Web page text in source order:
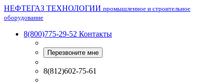
НЕФТЕГАЗ ТЕХНОЛОГИИ промышленное и строительное
оборудование
8(800)775-29-52 Контакты
Перезвоните мне
8(812)602-75-61